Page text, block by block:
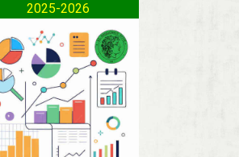
2025-2026